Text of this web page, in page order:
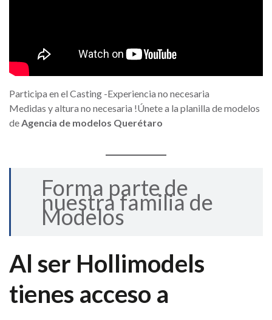
Participa en el Casting -Experiencia no necesaria
Medidas y altura no necesaria !Únete a la planilla de modelos
de Agencia de modelos Querétaro
Forma parte de
nuestra familia de
Modelos
Al ser Hollimodels
tienes acceso a